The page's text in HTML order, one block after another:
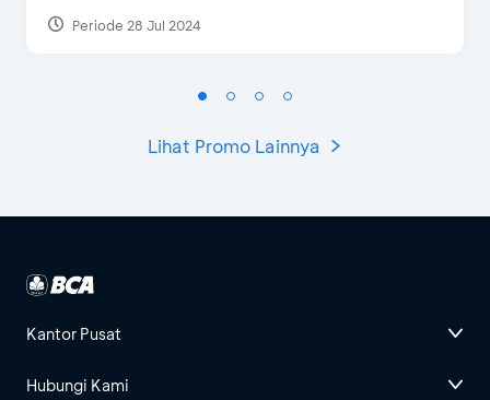
Periode 28 Jul 2024
Lihat Promo Lainnya
Kantor Pusat
Hubungi Kami